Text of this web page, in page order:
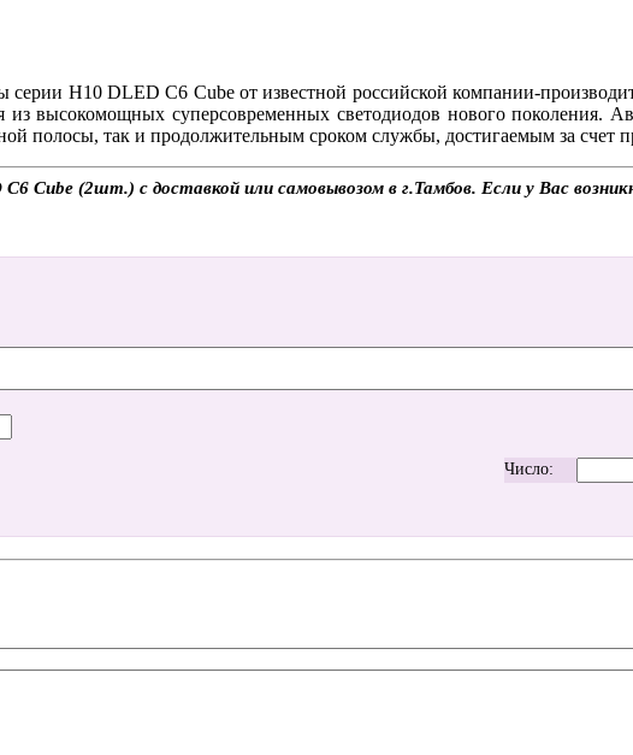
H10 DLED С6 Cube от известной российской компании-
из высокомощных суперсовременных светодиодов нового
полосы, так и продолжительным сроком службы, достигаемым за счет
Cube (2шт.) с доставкой или самовывозом в г.Тамбов. Если у Вас
Число: